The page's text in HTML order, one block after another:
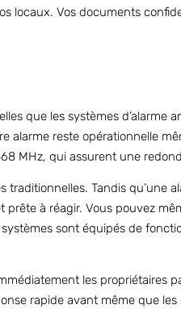
locaux. Vos documents
que les systèmes d’alarme
reste opérationnelle
MHz, qui assurent une
Tandis qu’une
à réagir. Vous pouvez
sont équipés de
les propriétaires
rapide avant même que